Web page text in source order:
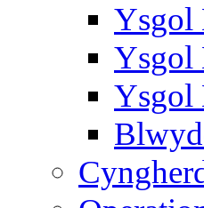
Ysgol
Ysgol
Ysgol